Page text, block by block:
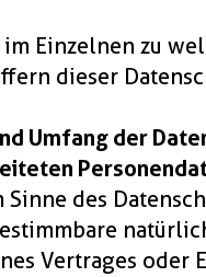
Einzelnen zu
dieser
Umfang der
Sinne des
Vertrages